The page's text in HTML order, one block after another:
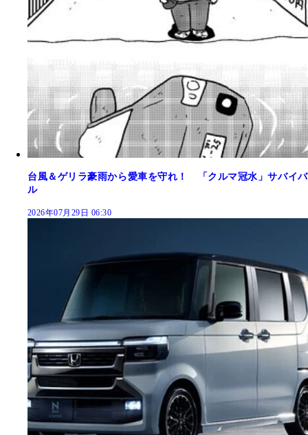
台風＆ゲリラ豪雨から愛車を守れ！ 「クルマ冠水」サバイバ
ル
2026年07月29日 06:30